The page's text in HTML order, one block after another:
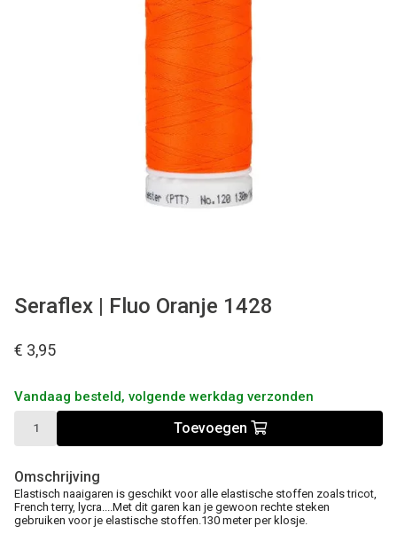
Seraflex | Fluo Oranje 1428
€ 3,95
Vandaag besteld, volgende werkdag verzonden
Toevoegen
Omschrijving
Elastisch naaigaren is geschikt voor alle elastische stoffen zoals tricot,
French terry, lycra....Met dit garen kan je gewoon rechte steken
gebruiken voor je elastische stoffen.130 meter per klosje.